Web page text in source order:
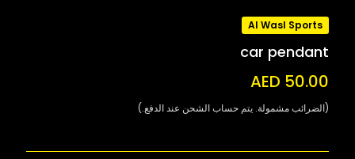
Al Wasl Sports
car pendant
AED 50.00
(الضرائب مشمولة. يتم حساب الشحن عند الدفع.)